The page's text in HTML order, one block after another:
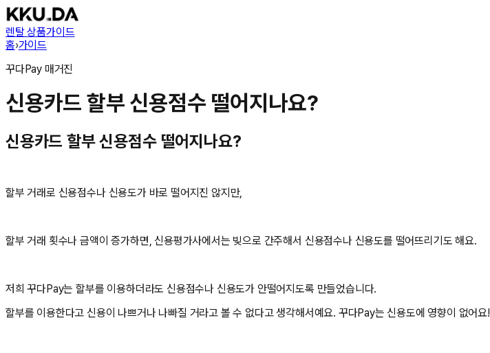
렌탈 상품가이드
홈›가이드
꾸다Pay 매거진
신용카드 할부 신용점수 떨어지나요?
신용카드 할부 신용점수 떨어지나요?
할부 거래로 신용점수나 신용도가 바로 떨어지진 않지만,
할부 거래 횟수나 금액이 증가하면, 신용평가사에서는 빚으로 간주해서 신용점수나 신용도를 떨어뜨리기도 해요.
저희 꾸다Pay는 할부를 이용하더라도 신용점수나 신용도가 안떨어지도록 만들었습니다.
할부를 이용한다고 신용이 나쁘거나 나빠질 거라고 볼 수 없다고 생각해서예요. 꾸다Pay는 신용도에 영향이 없어요!